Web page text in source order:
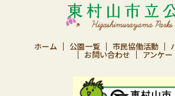
ホーム 公園一覧 市民協働活動
お問い合わせ アンケー